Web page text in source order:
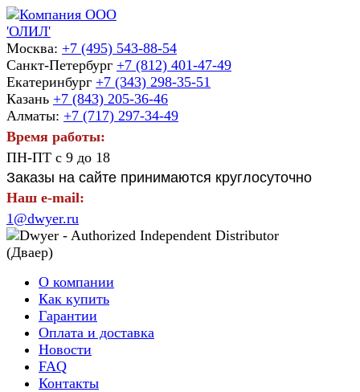
Москва: +7 (495) 543-88-54
Санкт-Петербург +7 (812) 401-47-49
Екатеринбург +7 (343) 298-35-51
Казань +7 (843) 205-36-46
Алматы: +7 (717) 297-34-49
Время работы:
ПН-ПТ с 9 до 18
Заказы на сайте принимаются круглосуточно
Наш e-mail:
1@dwyer.ru
О компании
Как купить
Гарантии
Оплата и доставка
Новости
FAQ
Контакты